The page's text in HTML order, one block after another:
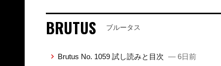
BRUTUS ブルータス
Brutus No. 1059 試し読みと目次 — 6日前